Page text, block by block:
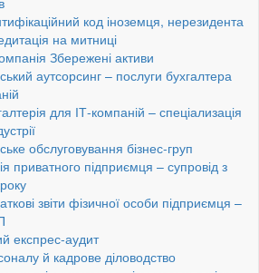
код іноземця, нерезидента
на митниці
Збережені активи
аутсорсинг – послуги бухгалтера
для ІТ-компаній – спеціализація
обслуговування бізнес-груп
приватного підприємця – супровід з
звіти фізичної особи підприємця –
експрес-аудит
й кадрове діловодство